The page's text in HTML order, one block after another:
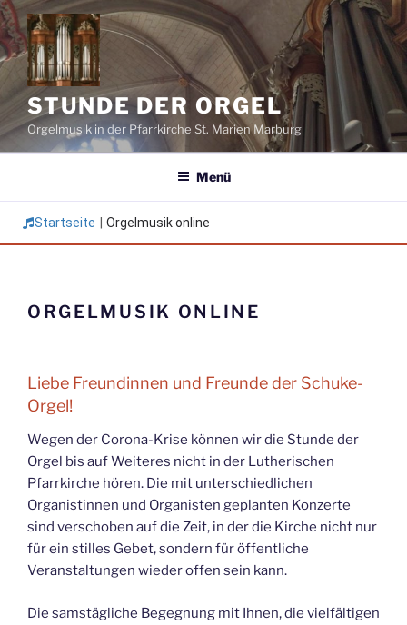
Zum
Inhalt
springen
STUNDE DER ORGEL
Orgelmusik in der Pfarrkirche St. Marien Marburg
Menü
Startseite Orgelmusik online
ORGELMUSIK ONLINE
Liebe Freundinnen und Freunde der Schuke-
Orgel!
Wegen der Corona-Krise können wir die Stunde der
Orgel bis auf Weiteres nicht in der Lutherischen
Pfarrkirche hören. Die mit unterschiedlichen
Organistinnen und Organisten geplanten Konzerte
sind verschoben auf die Zeit, in der die Kirche nicht nur
für ein stilles Gebet, sondern für öffentliche
Veranstaltungen wieder offen sein kann.
Die samstägliche Begegnung mit Ihnen, die vielfältigen